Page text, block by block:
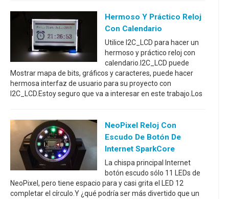
Hermoso Y Práctico Reloj
Con Calendario
Utilice I2C_LCD para hacer un
hermoso y práctico reloj con
calendario.I2C_LCD puede
Mostrar mapa de bits, gráficos y caracteres, puede hacer
hermosa interfaz de usuario para su proyecto con
I2C_LCD.Estoy seguro que va a interesar en este trabajo.Los
NeoPixel Reloj Con
Escudo De Botón De
Internet SparkCore
La chispa principal Internet
botón escudo sólo 11 LEDs de
NeoPixel, pero tiene espacio para y casi grita el LED 12
completar el círculo.Y ¿qué podría ser más divertido que un